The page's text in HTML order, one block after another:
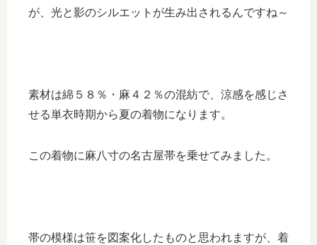
が、光と影のシルエットが生み出されるんですね～
素材は綿５８％・麻４２％の混紡で、涼感を感じさ
せる単衣時期から夏の着物になります。
この着物に麻八寸の名古屋帯を乗せてみました。
帯の模様は笹を図案化したものと思われますが、着